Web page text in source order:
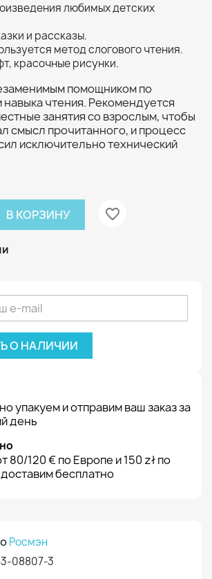
любимых детских
и рассказы.
метод слогового чтения.
красочные рисунки.
помощником по
навыка чтения. Рекомендуется
занятия со взрослым, чтобы
смысл прочитанного, и процесс
исключительно технический
В КОРЗИНУ favorite_border
О НАЛИЧИИ
упакуем и отправим ваш заказ за
день
80/120 € по Европе и 150 zł по
бесплатно
Росмэн
08807-3